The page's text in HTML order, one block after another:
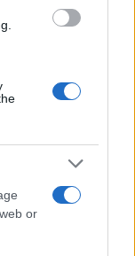
or
italiana e le
Apprendimento
e